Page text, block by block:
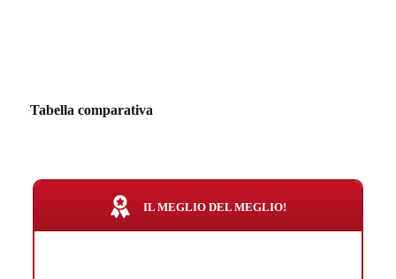
Tabella comparativa
IL MEGLIO DEL MEGLIO!